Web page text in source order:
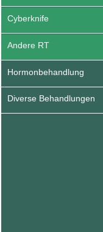
Cyberknife
Andere RT
Hormonbehandlung
Diverse Behandlungen